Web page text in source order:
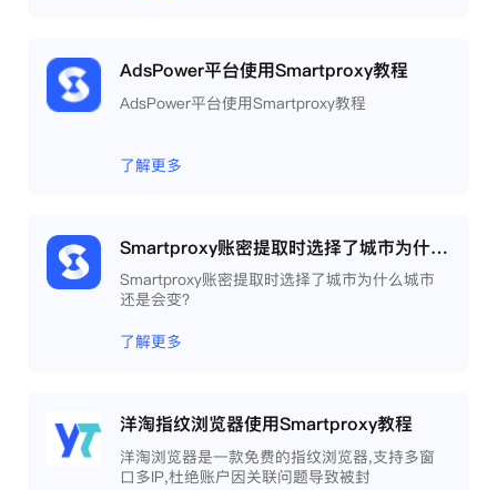
AdsPower平台使用Smartproxy教程
AdsPower平台使用Smartproxy教程
了解更多
Smartproxy账密提取时选择了城市为什么城市还是会变？
Smartproxy账密提取时选择了城市为什么城市
还是会变？
了解更多
洋淘指纹浏览器使用Smartproxy教程
洋淘浏览器是一款免费的指纹浏览器,支持多窗
口多IP,杜绝账户因关联问题导致被封